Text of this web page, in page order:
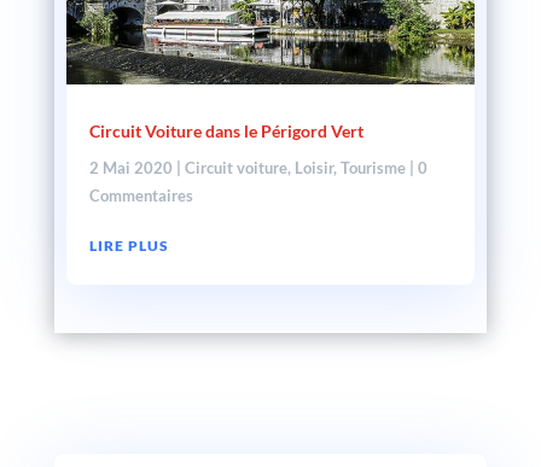
Circuit Voiture dans le Périgord Vert
2 Mai 2020 Circuit voiture, Loisir, Tourisme| 0
Commentaires
LIRE PLUS